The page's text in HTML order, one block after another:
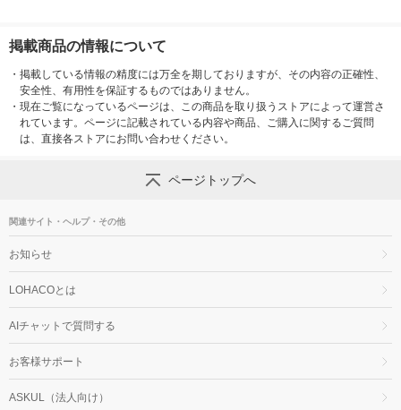
掲載商品の情報について
・ 掲載している情報の精度には万全を期しておりますが、その内容の正確性、
安全性、有用性を保証するものではありません。
・ 現在ご覧になっているページは、この商品を取り扱うストアによって運営さ
れています。ページに記載されている内容や商品、ご購入に関するご質問
は、直接各ストアにお問い合わせください。
ページトップへ
関連サイト・ヘルプ・その他
お知らせ
LOHACOとは
AIチャットで質問する
お客様サポート
ASKUL（法人向け）